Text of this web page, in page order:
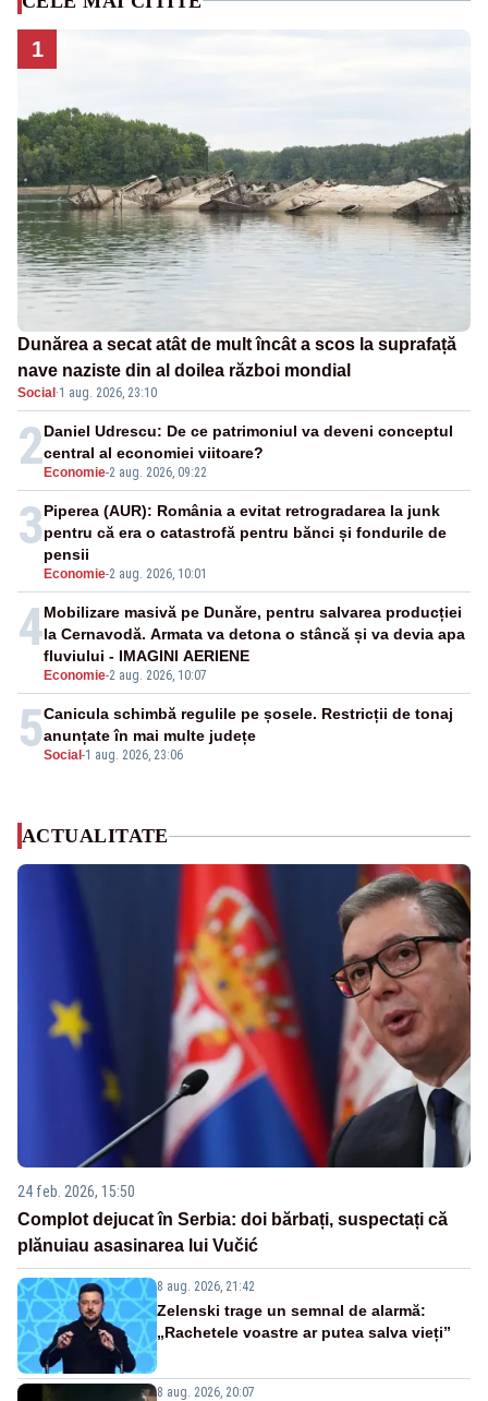
1
Dunărea a secat atât de mult încât a scos la suprafață
nave naziste din al doilea război mondial
Social ·1 aug. 2026, 23:10
2 Economie-2 aug. 2026, 09:22
Daniel Udrescu: De ce patrimoniul va deveni conceptul
central al economiei viitoare?
3
Economie-2 aug. 2026, 10:01
Piperea (AUR): România a evitat retrogradarea la junk
pentru că era o catastrofă pentru bănci și fondurile de
pensii
4
Economie-2 aug. 2026, 10:07
Mobilizare masivă pe Dunăre, pentru salvarea producției
la Cernavodă. Armata va detona o stâncă și va devia apa
fluviului - IMAGINI AERIENE
5Social -1 aug. 2026, 23:06
Canicula schimbă regulile pe șosele. Restricții de tonaj
anunțate în mai multe județe
ACTUALITATE
24 feb. 2026, 15:50
Complot dejucat în Serbia: doi bărbați, suspectați că
plănuiau asasinarea lui Vučić
8 aug. 2026, 21:42
Zelenski trage un semnal de alarmă:
„Rachetele voastre ar putea salva vieți”
8 aug. 2026, 20:07